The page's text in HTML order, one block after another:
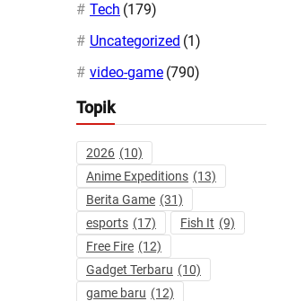
Tech (179)
Uncategorized (1)
video-game (790)
Topik
2026 (10)
Anime Expeditions (13)
Berita Game (31)
esports (17) Fish It (9)
Free Fire (12)
Gadget Terbaru (10)
game baru (12)